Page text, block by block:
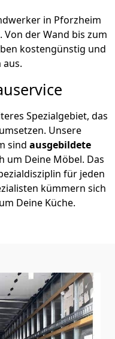
in Pforzheim
. Von der Wand bis zum
kostengünstig und
Spezialgebiet, das
Unsere
sind ausgebildete
um Deine Möbel. Das
für jeden
kümmern sich
Deine Küche.